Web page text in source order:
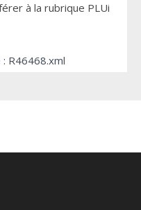
à la rubrique PLUi
R46468.xml